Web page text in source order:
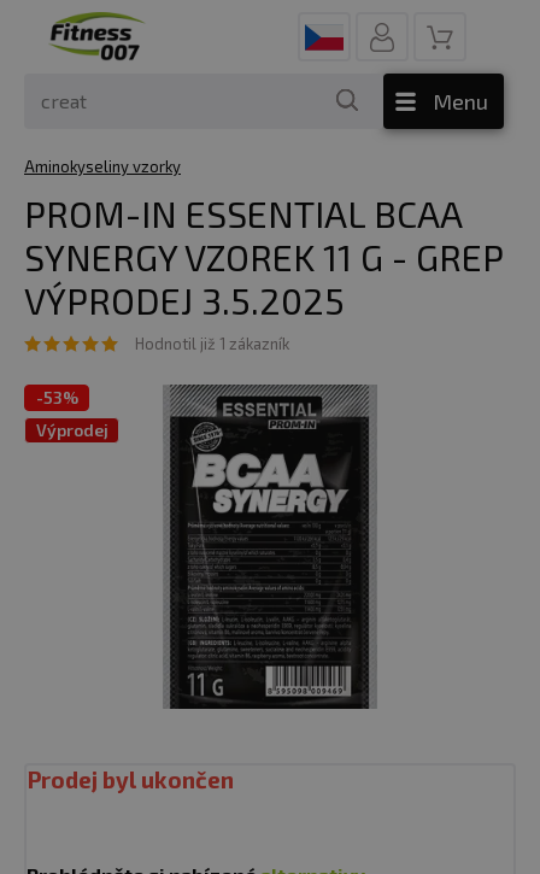
Menu
Aminokyseliny vzorky
PROM-IN ESSENTIAL BCAA
SYNERGY VZOREK 11 G - GREP
VÝPRODEJ 3.5.2025
Hodnotil již 1 zákazník
-53%
Výprodej
Prodej byl ukončen